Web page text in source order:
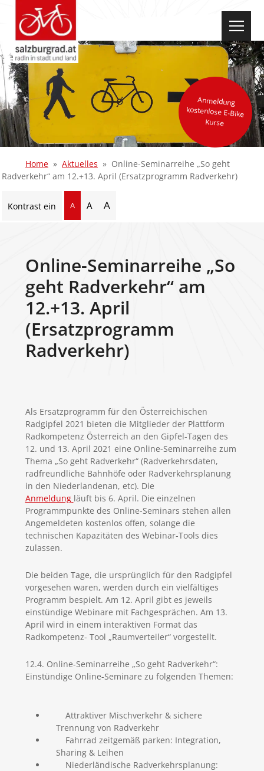
Anmeldung
kostenlose E-Bike
Kurse
Home Aktuelles
Online-Seminarreihe „So geht
Radverkehr“ am 12.+13. April (Ersatzprogramm Radverkehr)
Kontrast ein A A A
Online-Seminarreihe „So
geht Radverkehr“ am
12.+13. April
(Ersatzprogramm
Radverkehr)
Als Ersatzprogramm für den Österreichischen
Radgipfel 2021 bieten die Mitglieder der Plattform
Radkompetenz Österreich an den Gipfel-Tagen des
12. und 13. April 2021 eine Online-Seminarreihe zum
Thema „So geht Radverkehr“ (Radverkehrsdaten,
radfreundliche Bahnhöfe oder Radverkehrsplanung
in den Niederlandenan, etc). Die
Anmeldung läuft bis 6. April. Die einzelnen
Programmpunkte des Online-Seminars stehen allen
Angemeldeten kostenlos offen, solange die
technischen Kapazitäten des Webinar-Tools dies
zulassen.
Die beiden Tage, die ursprünglich für den Radgipfel
vorgesehen waren, werden durch ein vielfältiges
Programm bespielt. Am 12. April gibt es jeweils
einstündige Webinare mit Fachgesprächen. Am 13.
April wird in einem interaktiven Format das
Radkompetenz- Tool „Raumverteiler“ vorgestellt.
12.4. Online-Seminarreihe „So geht Radverkehr“:
Einstündige Online-Seminare zu folgenden Themen:
Attraktiver Mischverkehr & sichere
Trennung von Radverkehr
Fahrrad zeitgemäß parken: Integration,
Sharing & Leihen
Niederländische Radverkehrsplanung: